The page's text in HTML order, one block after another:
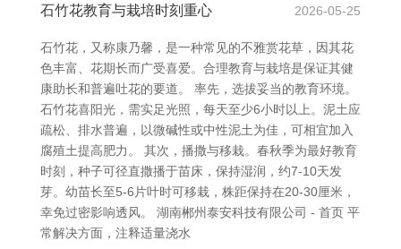
石竹花教育与栽培时刻重心 2026-05-25
石竹花，又称康乃馨，是一种常见的不雅赏花草，因其花
色丰富、花期长而广受喜爱。合理教育与栽培是保证其健
康助长和普遍吐花的要道。 率先，选拔妥当的教育环境。
石竹花喜阳光，需实足光照，每天至少6小时以上。泥土应
疏松、排水普遍，以微碱性或中性泥土为佳，可相宜加入
腐殖土提高肥力。 其次，播撒与移栽。春秋季为最好教育
时刻，种子可径直撒播于苗床，保持湿润，约7-10天发
芽。幼苗长至5-6片叶时可移栽，株距保持在20-30厘米，
幸免过密影响透风。 湖南郴州泰安科技有限公司 - 首页 平
常解决方面，注释适量浇水